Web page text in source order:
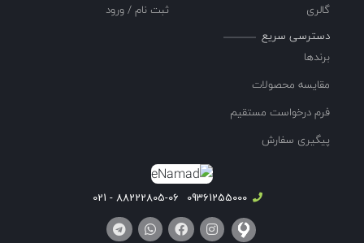
گالری
ثبت نام / ورود
دسترسی سریع
برندها
مقایسه محصولات
فرم درخواست مستقیم
پیگیری سفارش
09361255000
88222805-06 - 021